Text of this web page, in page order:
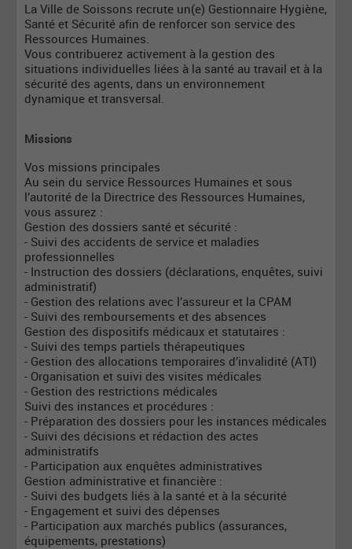
La Ville de Soissons recrute un(e) Gestionnaire Hygiène,
Santé et Sécurité afin de renforcer son service des
Ressources Humaines.
Vous contribuerez activement à la gestion des
situations individuelles liées à la santé au travail et à la
sécurité des agents, dans un environnement
dynamique et transversal.
Missions
Vos missions principales
Au sein du service Ressources Humaines et sous
l’autorité de la Directrice des Ressources Humaines,
vous assurez :
Gestion des dossiers santé et sécurité :
- Suivi des accidents de service et maladies
professionnelles
- Instruction des dossiers (déclarations, enquêtes, suivi
administratif)
- Gestion des relations avec l’assureur et la CPAM
- Suivi des remboursements et des absences
Gestion des dispositifs médicaux et statutaires :
- Suivi des temps partiels thérapeutiques
- Gestion des allocations temporaires d’invalidité (ATI)
- Organisation et suivi des visites médicales
- Gestion des restrictions médicales
Suivi des instances et procédures :
- Préparation des dossiers pour les instances médicales
- Suivi des décisions et rédaction des actes
administratifs
- Participation aux enquêtes administratives
Gestion administrative et financière :
- Suivi des budgets liés à la santé et à la sécurité
- Engagement et suivi des dépenses
- Participation aux marchés publics (assurances,
équipements, prestations)